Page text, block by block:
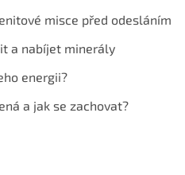
misce před odesláním
a nabíjet minerály
energii?
a jak se zachovat?